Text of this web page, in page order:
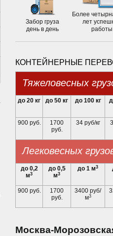
Забор груза
день в день
Более
лет
работы
КОНТЕЙНЕРНЫЕ
Тяжеловесных
до 20 кг до 50 кг до 100 кг
900 руб.
1700
руб.
34 руб/кг
Легковесных
до 0,2
м3
до 0,5
м3
до 1 м3
900 руб.
1700
руб.
3400 руб/
м3
Москва-